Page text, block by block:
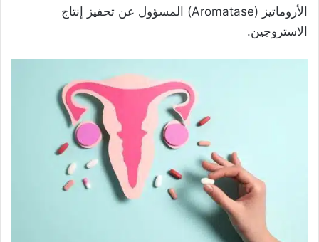
الأروماتيز (Aromatase) المسؤول عن تحفيز إنتاج
الاستروجين.